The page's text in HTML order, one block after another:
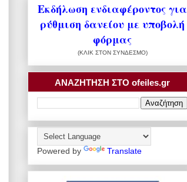
Εκδήλωση ενδιαφέροντος για
ρύθμιση δανείου με υποβολή
φόρμας
(ΚΛΙΚ ΣΤΟΝ ΣΥΝΔΕΣΜΟ)
ΑΝΑΖΗΤΗΣΗ ΣΤΟ ofeiles.gr
Powered by Translate